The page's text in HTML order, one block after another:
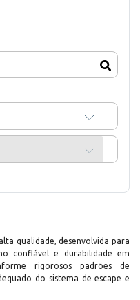
qualidade, desenvolvida para
confiável e durabilidade em
rigorosos padrões de
do sistema de escape e